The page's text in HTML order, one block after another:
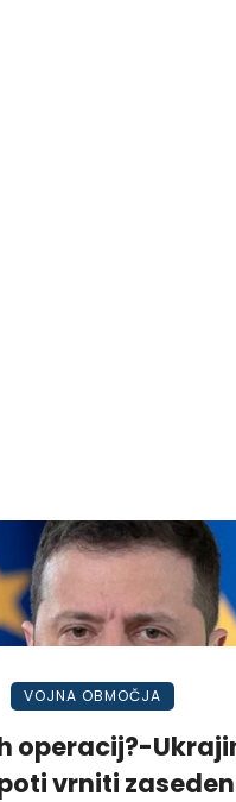
VOJNA OBMOČJA
operacij?-
vrniti